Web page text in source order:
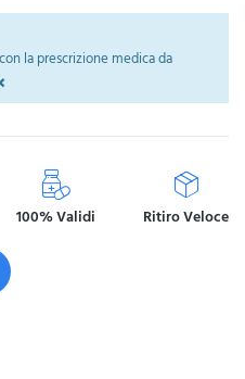
la prescrizione medica da
100% Validi Ritiro Veloce